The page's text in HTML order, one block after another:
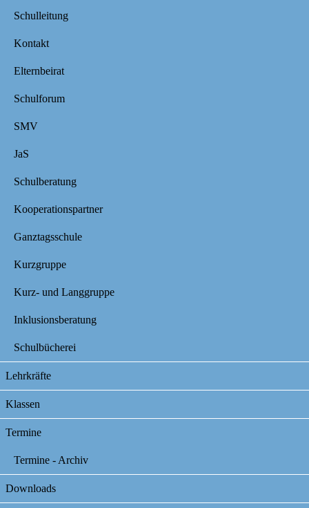
Schulleitung
Kontakt
Elternbeirat
Schulforum
SMV
JaS
Schulberatung
Kooperationspartner
Ganztagsschule
Kurzgruppe
Kurz- und Langgruppe
Inklusionsberatung
Schulbücherei
Lehrkräfte
Klassen
Termine
Termine - Archiv
Downloads